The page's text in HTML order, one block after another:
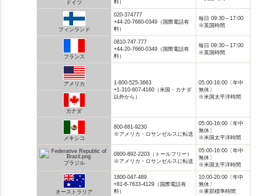
ドイツ 料）
フィンランド
020-374777
+44-20-7660-0349（国際電話有
料）
毎日 09:30～17:00
※英国時間
フランス
0810-747-777
+44-20-7660-0349（国際電話有
料）
毎日 09:30～17:00
※英国時間
アメリカ
1-800-525-3663
+1-310-607-4160（米国・カナダ
以外から）
05:00-16:00〔年中
無休〕
※米国太平洋時間
カナダ
メキシコ
800-681-9230
※アメリカ・ロサンゼルスに転送
05:00-16:00〔年中
無休〕
※米国太平洋時間
ブラジル
0800-892-2203（トールフリー）
※アメリカ・ロサンゼルスに転送
05:00-16:00〔年中
無休〕
※米国太平洋時間
オーストラリア
1800-047-489
+81-6-7633-4129（国際電話有
料）
10:00-20:00〔年中
無休〕
※東部標準時間